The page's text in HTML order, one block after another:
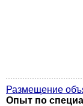
Размещение
Опыт по